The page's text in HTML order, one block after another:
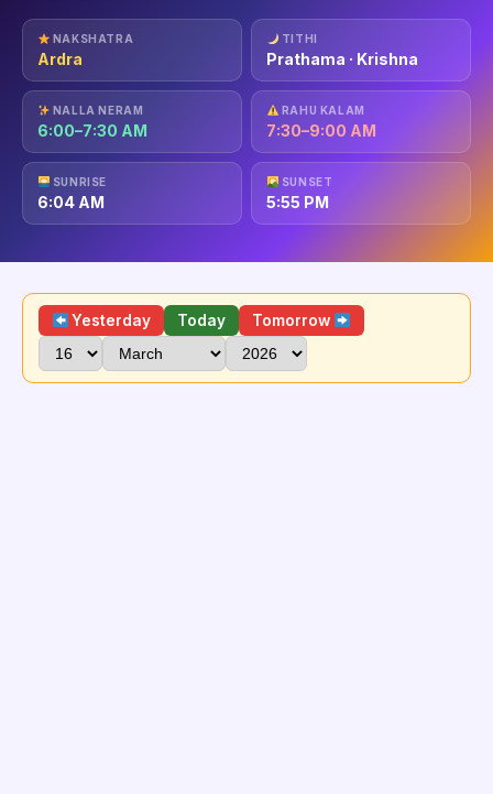
NAKSHATRA
Ardra
TITHI
Prathama · Krishna
NALLA NERAM
6:00–7:30 AM
RAHU KALAM
7:30–9:00 AM
SUNRISE
6:04 AM
SUNSET
5:55 PM
Yesterday Today Tomorrow